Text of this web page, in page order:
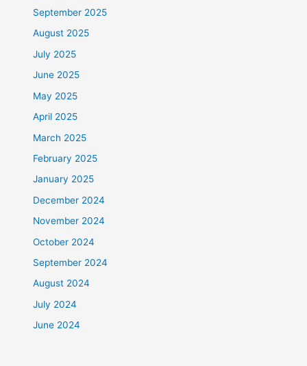
September 2025
August 2025
July 2025
June 2025
May 2025
April 2025
March 2025
February 2025
January 2025
December 2024
November 2024
October 2024
September 2024
August 2024
July 2024
June 2024